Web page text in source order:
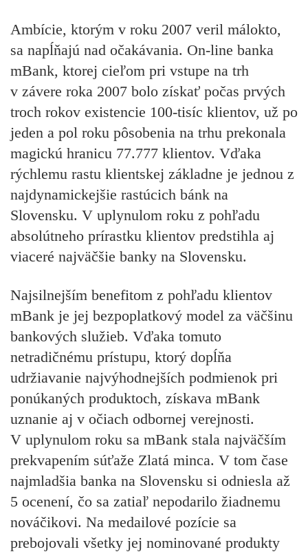
Ambície, ktorým v roku 2007 veril málokto,
sa napĺňajú nad očakávania. On-line banka
mBank, ktorej cieľom pri vstupe na trh
v závere roka 2007 bolo získať počas prvých
troch rokov existencie 100-tisíc klientov, už po
jeden a pol roku pôsobenia na trhu prekonala
magickú hranicu 77.777 klientov. Vďaka
rýchlemu rastu klientskej základne je jednou z
najdynamickejšie rastúcich bánk na
Slovensku. V uplynulom roku z pohľadu
absolútneho prírastku klientov predstihla aj
viaceré najväčšie banky na Slovensku.
Najsilnejším benefitom z pohľadu klientov
mBank je jej bezpoplatkový model za väčšinu
bankových služieb. Vďaka tomuto
netradičnému prístupu, ktorý dopĺňa
udržiavanie najvýhodnejších podmienok pri
ponúkaných produktoch, získava mBank
uznanie aj v očiach odbornej verejnosti.
V uplynulom roku sa mBank stala najväčším
prekvapením súťaže Zlatá minca. V tom čase
najmladšia banka na Slovensku si odniesla až
5 ocenení, čo sa zatiaľ nepodarilo žiadnemu
nováčikovi. Na medailové pozície sa
prebojovali všetky jej nominované produkty